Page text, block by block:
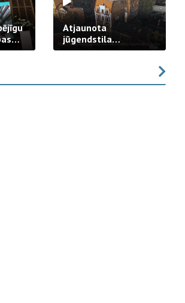
Atjaunota
jūgendstila
arhitektūras pērles